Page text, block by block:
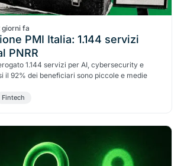
giorni fa
PMI Italia: 1.144 servizi
PNRR
1.144 servizi per AI, cybersecurity e
il 92% dei beneficiari sono piccole e medie
Fintech